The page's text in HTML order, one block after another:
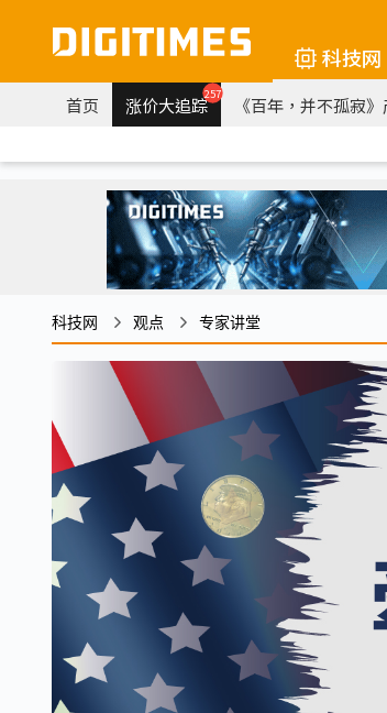
科技网
首页 涨价大追踪257 《百年，并不孤寂
科技网 观点 专家讲堂